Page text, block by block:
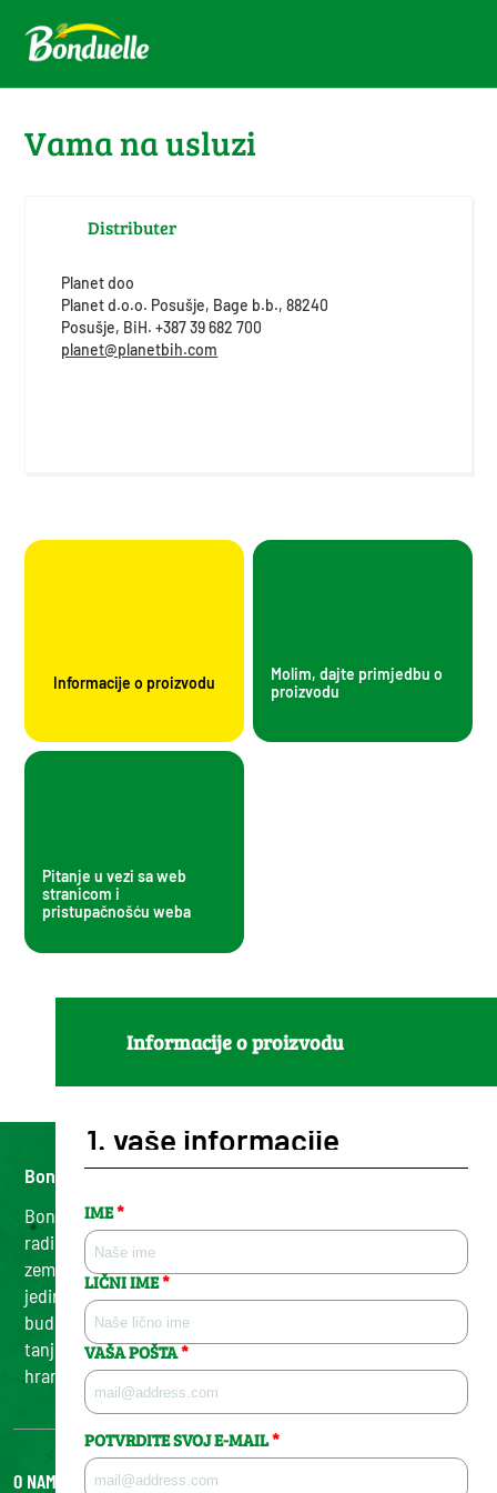
Vama na usluzi
Distributer
Planet doo
Planet d.o.o. Posušje, Bage b.b., 88240
Posušje, BiH. +387 39 682 700
planet@planetbih.com
Informacije o proizvodu
Molim, dajte primjedbu o
proizvodu
Pitanje u vezi sa web
stranicom i
pristupačnošću weba
Informacije o proizvodu
1. vaše informacije
IME*
LIČNI IME*
VAŠA POŠTA*
POTVRDITE SVOJ E-MAIL*
Bonduelle, od 1853.
Bonduelle je porodična kompanija koja već 7 generacija
radi na razvoju poljoprivredne proizvodnje poštujući
zemlju i ljude. Mi podržavamo učinkovitu, inteligentnu i
jedinstvenu agroekologiju, odlučno gledajući u
budućnost i uvodeći inovacije svaki dan od polja do
tanjura kako bismo stvorili bolju budućnost kroz biljnu
hranu.
O NAMA